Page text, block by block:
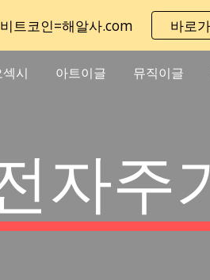
Skip to
트코인=해알사.com 바로
섹시 아트이글 뮤직이글
자주